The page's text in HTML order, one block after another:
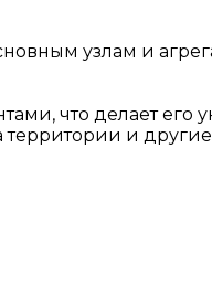
узлам и
что делает
территории и